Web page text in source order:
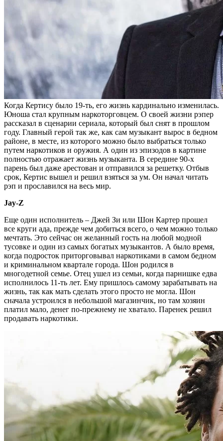
Когда Кертису было 19-ть, его жизнь кардинально изменилась.
Юноша стал крупным наркоторговцем. О своей жизни рэпер
рассказал в сценарии сериала, который был снят в прошлом
году. Главный герой так же, как сам музыкант вырос в бедном
районе, в месте, из которого можно было выбраться только
путем наркотиков и оружия. А один из эпизодов в картине
полностью отражает жизнь музыканта. В середине 90-х
парень был даже арестован и отправился за решетку. Отбыв
срок, Кертис вышел и решил взяться за ум. Он начал читать
рэп и прославился на весь мир.
Jay-Z
Еще один исполнитель – Джей Зи или Шон Картер прошел
все круги ада, прежде чем добиться всего, о чем можно только
мечтать. Это сейчас он желанный гость на любой модной
тусовке и один из самых богатых музыкантов. А было время,
когда подросток приторговывал наркотиками в самом бедном
и криминальном квартале города. Шон родился в
многодетной семье. Отец ушел из семьи, когда парнишке едва
исполнилось 11-ть лет. Ему пришлось самому зарабатывать на
жизнь, так как мать сделать этого просто не могла. Шон
сначала устроился в небольшой магазинчик, но там хозяин
платил мало, денег по-прежнему не хватало. Паренек решил
продавать наркотики.